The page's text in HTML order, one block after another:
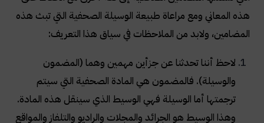
هذه المعاني ومع مراعاة طبيعة الوسيلة الصحفية التي تبث هذه
المضامين، ولابد من الملاحظات في سياق هذا التعريف:
لاحظ أننا تحدثنا عن جزأين مهمين وهما (المضمون
والوسيلة). فالمضمون هي المادة الصحفية التي سيتم
ترجمتها أما الوسيلة فهي الوسيط الذي سينقل هذه المادة.
وهذا الوسيط هو الجرائد والمجلات والراديو والتلفاز والمواقع